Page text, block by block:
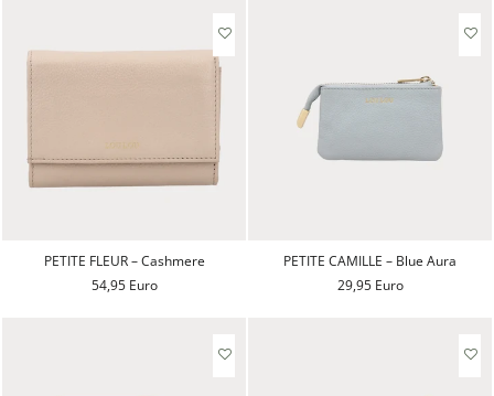
PETITE FLEUR – Cashmere
54,95 Euro
PETITE CAMILLE – Blue Aura
29,95 Euro